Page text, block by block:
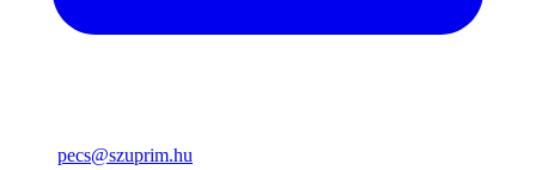
pecs@szuprim.hu